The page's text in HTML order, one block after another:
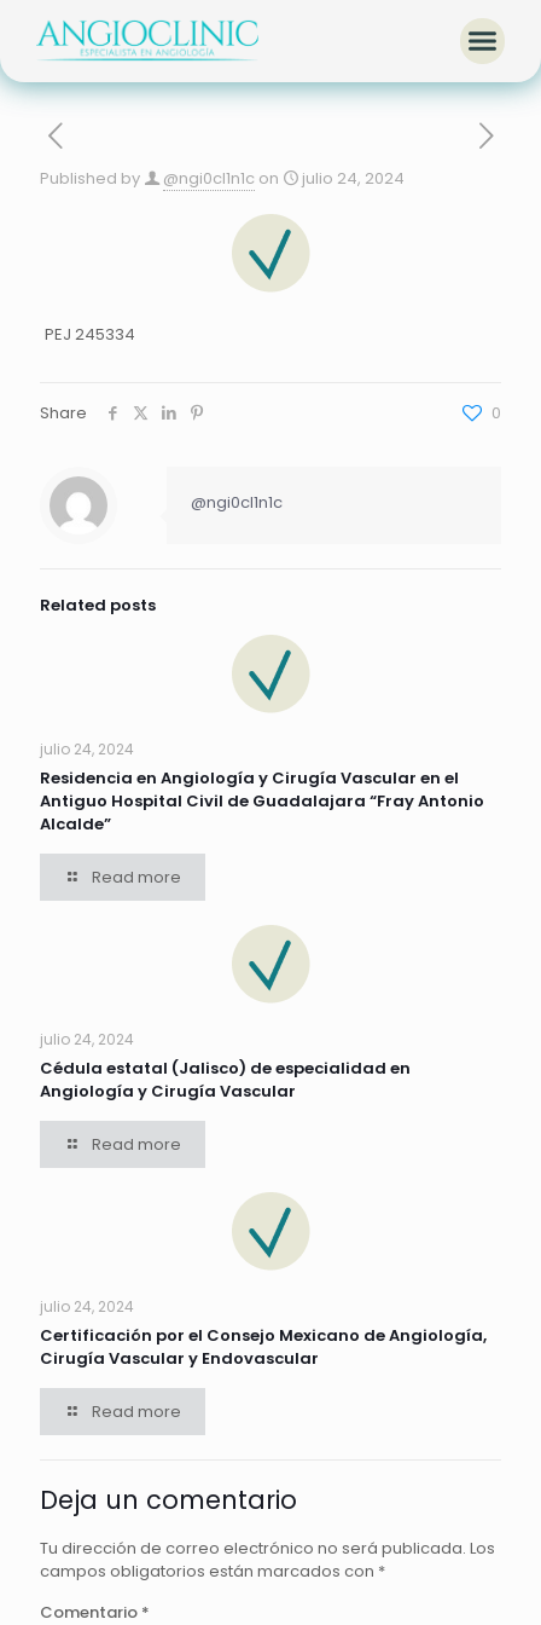
Published by @ngi0cl1n1c on julio 24, 2024
PEJ 245334
Share 0
@ngi0cl1n1c
Related posts
julio 24, 2024
Residencia en Angiología y Cirugía Vascular en el
Antiguo Hospital Civil de Guadalajara “Fray Antonio
Alcalde”
Read more
julio 24, 2024
Cédula estatal (Jalisco) de especialidad en
Angiología y Cirugía Vascular
Read more
julio 24, 2024
Certificación por el Consejo Mexicano de Angiología,
Cirugía Vascular y Endovascular
Read more
Deja un comentario
Tu dirección de correo electrónico no será publicada. Los
campos obligatorios están marcados con *
Comentario *